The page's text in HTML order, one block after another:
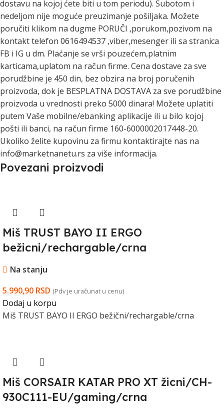
dostavu na kojoj ćete biti u tom periodu). Subotom i
nedeljom nije moguće preuzimanje pošiljaka. Možete
poručiti klikom na dugme PORUČI ,porukom,pozivom na
kontakt telefon 0616494537 ,viber,mesenger ili sa stranica
FB i IG u dm. Plaćanje se vrši pouzećem,platnim
karticama,uplatom na račun firme. Cena dostave za sve
porudžbine je 450 din, bez obzira na broj poručenih
proizvoda, dok je BESPLATNA DOSTAVA za sve porudžbine
proizvoda u vrednosti preko 5000 dinara! Možete uplatiti
putem Vaše mobilne/ebanking aplikacije ili u bilo kojoj
pošti ili banci, na račun firme 160-6000002017448-20.
Ukoliko želite kupovinu za firmu kontaktirajte nas na
info@marketnanetu.rs za više informacija.
Povezani proizvodi
Miš TRUST BAYO II ERGO
bežicni/rechargable/crna
Na stanju
5.990,90 RSD (Pdv je uračunat u cenu)
Dodaj u korpu
Miš TRUST BAYO II ERGO bežični/rechargable/crna
Miš CORSAIR KATAR PRO XT žicni/CH-
930C111-EU/gaming/crna